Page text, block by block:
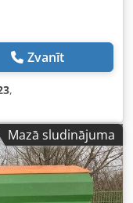
Zvanīt
,
Mazā sludinājuma